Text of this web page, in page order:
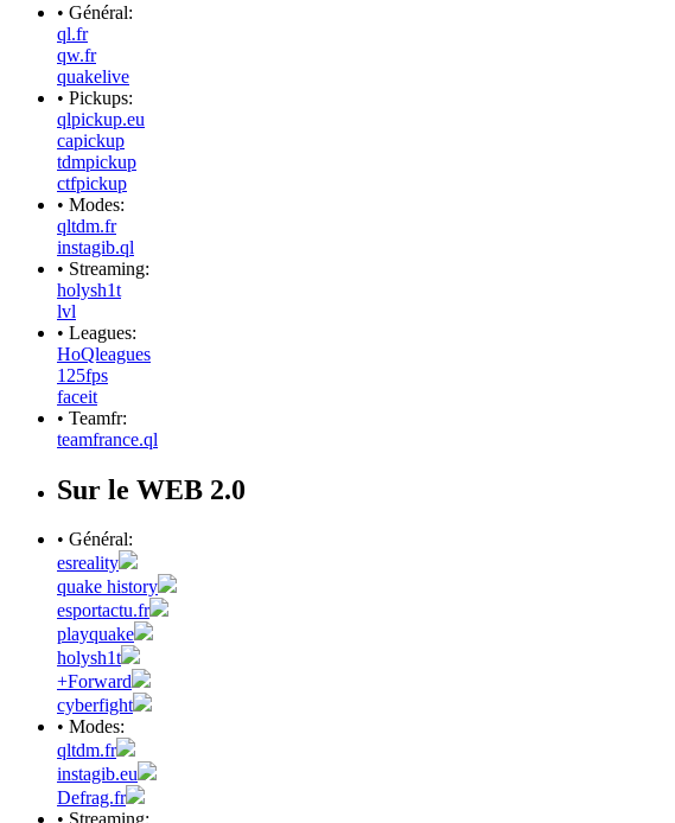
• Général:
ql.fr
qw.fr
quakelive
• Pickups:
qlpickup.eu
capickup
tdmpickup
ctfpickup
• Modes:
qltdm.fr
instagib.ql
• Streaming:
holysh1t
lvl
• Leagues:
HoQleagues
125fps
faceit
• Teamfr:
teamfrance.ql
Sur le WEB 2.0
• Général:
esreality
quake history
esportactu.fr
playquake
holysh1t
+Forward
cyberfight
• Modes:
qltdm.fr
instagib.eu
Defrag.fr